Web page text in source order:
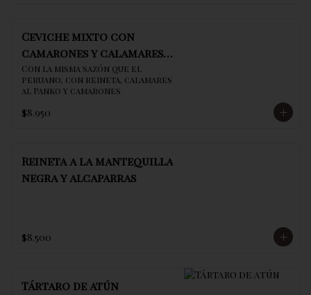
Ceviche mixto con
camarones y calamares
al panko
Con la misma sazón que el
peruano, con reineta, calamares
al Panko y camarones
$8.950
Reineta a la mantequilla
negra y alcaparras
$8.500
Tártaro de atún